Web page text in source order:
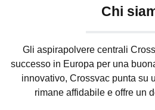
Chi
Gli aspirapolvere centrali
successo in Europa per una
innovativo, Crossvac punta su
rimane affidabile e offre un